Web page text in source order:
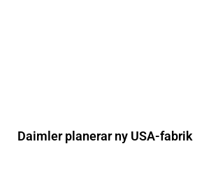
Daimler planerar ny USA-fabrik